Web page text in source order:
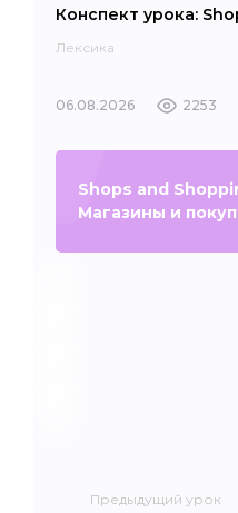
Конспект урока:
Лексика
06.08.2026 2253
Shops and
Магазины и
Предыдущий урок